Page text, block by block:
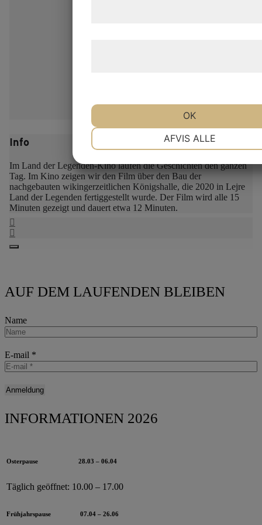
Info
Im Land der Legenden-Kino laufen die Geschichten den ganzen
Tag. Im Kino zeigen wir den Film über den Bau der
nachgebauten wikingerzeitlichen Königshalle, die 2020 in Lejre
Land der Legenden fertiggestellt wurde. Der Film wird alle 15
Minuten gezeigt und dauert etwa 12 Minuten.
AUF DEM LAUFENDEN BLEIBEN
Name
E-mail *
INFORMATIONEN 2026
Osterpause 28.03 – 06.04
Täglich geöffnet: 10.00 – 17.00
Frühjahrspause 07.04 – 26.06
MARKETING
AFVIS ALLE
OK